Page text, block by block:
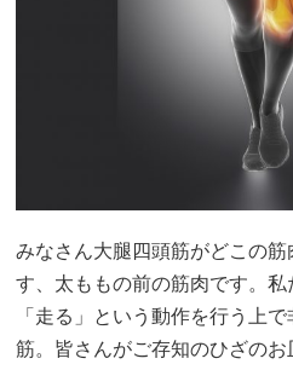
みなさん大腿四頭筋がどこの
す、太ももの前の筋肉です。私
「走る」という動作を行う上
筋。皆さんがご存知のひざの